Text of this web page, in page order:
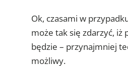
Ok, czasami w
może tak się zdarzyć, iż
będzie – przynajmniej
możliwy.